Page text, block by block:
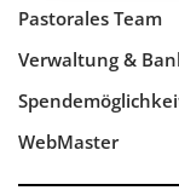
Pastorales Team
Verwaltung &
WebMaster